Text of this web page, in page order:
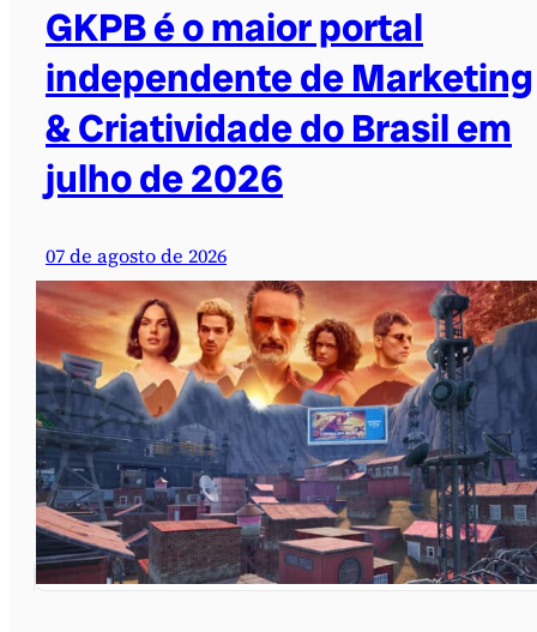
GKPB é o maior portal
independente de Marketing
& Criatividade do Brasil em
julho de 2026
07 de agosto de 2026